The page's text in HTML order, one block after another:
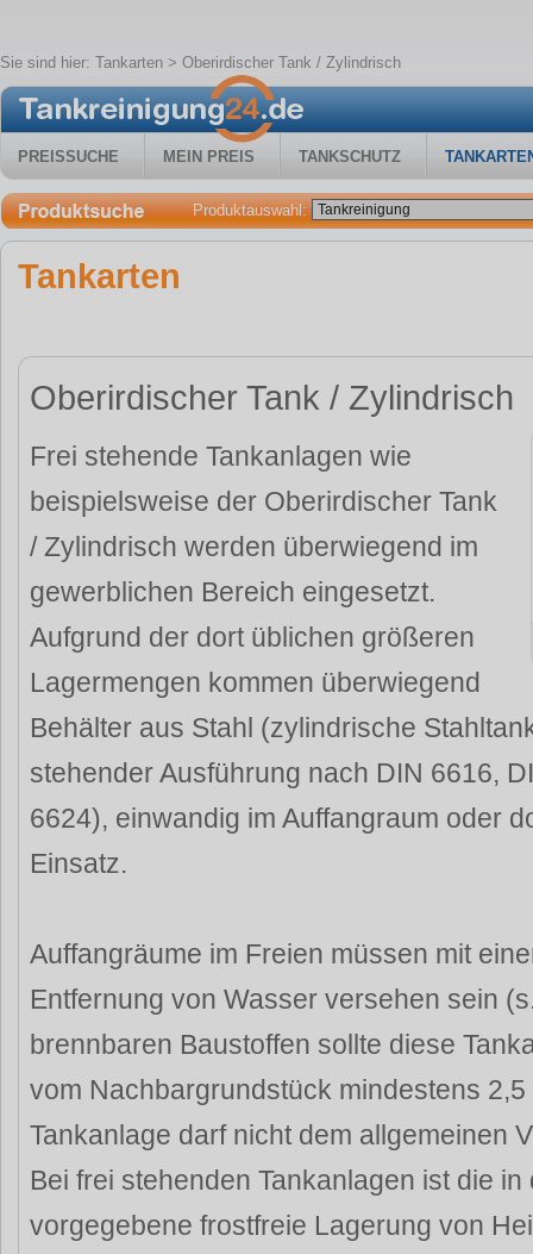
Sie sind hier: Tankarten > Oberirdischer Tank / Zylindrisch
PREISSUCHE MEIN PREIS TANKSCHUTZ
Produktauswahl:
Tankarten
Oberirdischer Tank / Zylindrisch
Frei stehende Tankanlagen wie
beispielsweise der Oberirdischer Tank
/ Zylindrisch werden überwiegend im
gewerblichen Bereich eingesetzt.
Aufgrund der dort üblichen größeren
Lagermengen kommen überwiegend
Behälter aus Stahl (zylindrische
stehender Ausführung nach DIN 6616,
6624), einwandig im Auffangraum oder
Einsatz.
Auffangräume im Freien müssen mit
Entfernung von Wasser versehen sein
brennbaren Baustoffen sollte diese
vom Nachbargrundstück mindestens
Tankanlage darf nicht dem allgemeinen
Bei frei stehenden Tankanlagen ist die
vorgegebene frostfreie Lagerung von